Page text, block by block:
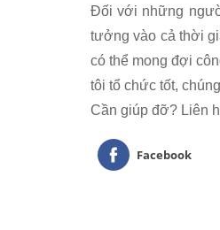
Đối với những
tưởng vào cả thời
có thể mong đợi
tôi tổ chức tốt,
Cần giúp đỡ? Liên
Facebook